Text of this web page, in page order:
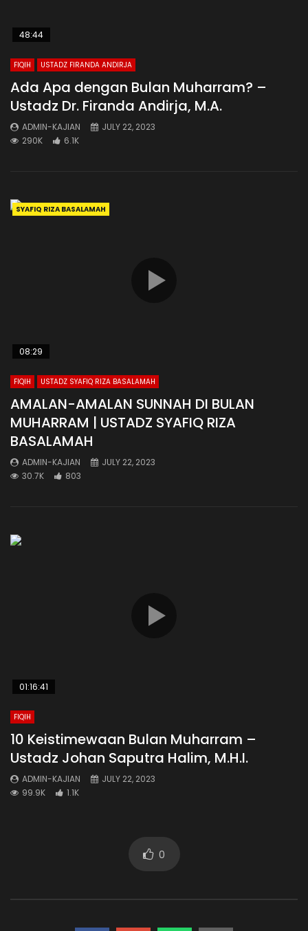
48:44
FIQIH USTADZ FIRANDA ANDIRJA
Ada Apa dengan Bulan Muharram? –
Ustadz Dr. Firanda Andirja, M.A.
ADMIN-KAJIAN
JULY 22, 2023
290K
6.1K
SYAFIQ RIZA BASALAMAH
08:29
FIQIH USTADZ SYAFIQ RIZA BASALAMAH
AMALAN-AMALAN SUNNAH DI BULAN
MUHARRAM | USTADZ SYAFIQ RIZA
BASALAMAH
ADMIN-KAJIAN
JULY 22, 2023
30.7K
803
01:16:41
FIQIH
10 Keistimewaan Bulan Muharram –
Ustadz Johan Saputra Halim, M.H.I.
ADMIN-KAJIAN
JULY 22, 2023
99.9K
1.1K
0